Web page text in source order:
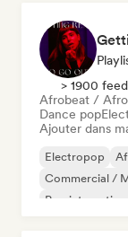
> 1900
Afrobeat /
Dance pop
Ajouter dans
Electropop
Commercial /
Pop